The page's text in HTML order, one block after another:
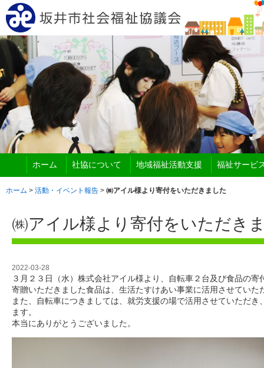
ホーム 社協について 地域福祉活動支援 福祉サービ
ホーム > 活動・イベント報告 > ㈱アイル様より寄付をいただきました
㈱アイル様より寄付をいただき
2022-03-28
３月２３日（水）株式会社アイル様より、自転車２台及び食品の寄
寄贈いただきました食品は、生活たすけあい事業に活用させていた
また、自転車につきましては、就労支援の場で活用させていただ
ます。
本当にありがとうございました。